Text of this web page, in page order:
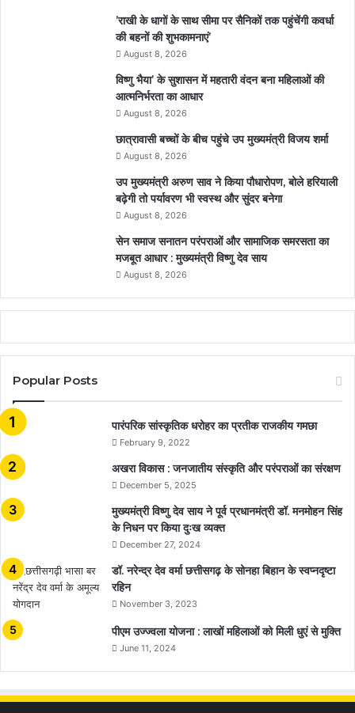
’राखी के धागों के साथ सीमा पर सैनिकों तक पहुंचेंगी कवर्धा
की बहनों की शुभकामनाएं’
August 8, 2026
विष्णु भैया’ के सुशासन में महतारी वंदन बना महिलाओं की
आत्मनिर्भरता का आधार
August 8, 2026
छात्रावासी बच्चों के बीच पहुंचे उप मुख्यमंत्री विजय शर्मा
August 8, 2026
उप मुख्यमंत्री अरुण साव ने किया पौधारोपण, बोले हरियाली
बढ़ेगी तो पर्यावरण भी स्वस्थ और सुंदर बनेगा
August 8, 2026
सेन समाज सनातन परंपराओं और सामाजिक समरसता का
मजबूत आधार : मुख्यमंत्री विष्णु देव साय
August 8, 2026
Popular Posts
​​​​​​​पारंपरिक सांस्कृतिक धरोहर का प्रतीक राजकीय गमछा
February 9, 2022
अखरा विकास : जनजातीय संस्कृति और परंपराओं का संरक्षण
December 5, 2025
मुख्यमंत्री विष्णु देव साय ने पूर्व प्रधानमंत्री डॉ. मनमोहन सिंह
के निधन पर किया दुःख व्यक्त
December 27, 2024
डॉ. नरेन्द्र देव वर्मा छत्तीसगढ़ के सोनहा बिहान के स्वप्नदृष्टा
रहिन
November 3, 2023
पीएम उज्ज्वला योजना : लाखों महिलाओं को मिली धुएं से मुक्ति
June 11, 2024